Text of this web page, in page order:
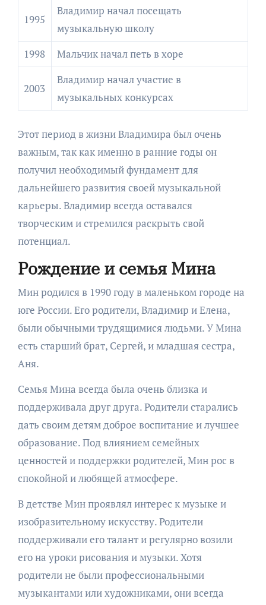
1995
Владимир начал посещать
музыкальную школу
1998
Мальчик начал петь в хоре
2003
Владимир начал участие в
музыкальных конкурсах
Этот период в жизни Владимира был очень
важным, так как именно в ранние годы он
получил необходимый фундамент для
дальнейшего развития своей музыкальной
карьеры. Владимир всегда оставался
творческим и стремился раскрыть свой
потенциал.
Рождение и семья Мина
Мин родился в 1990 году в маленьком городе на
юге России. Его родители, Владимир и Елена,
были обычными трудящимися людьми. У Мина
есть старший брат, Сергей, и младшая сестра,
Аня.
Семья Мина всегда была очень близка и
поддерживала друг друга. Родители старались
дать своим детям доброе воспитание и лучшее
образование. Под влиянием семейных
ценностей и поддержки родителей, Мин рос в
спокойной и любящей атмосфере.
В детстве Мин проявлял интерес к музыке и
изобразительному искусству. Родители
поддерживали его талант и регулярно возили
его на уроки рисования и музыки. Хотя
родители не были профессиональными
музыкантами или художниками, они всегда